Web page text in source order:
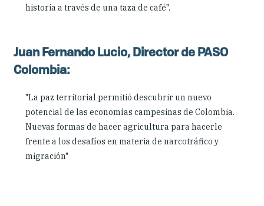
historia a través de una taza de café".
Juan Fernando Lucio, Director de PASO
Colombia:
"La paz territorial permitió descubrir un nuevo
potencial de las economías campesinas de Colombia.
Nuevas formas de hacer agricultura para hacerle
frente a los desafíos en materia de narcotráfico y
migración"